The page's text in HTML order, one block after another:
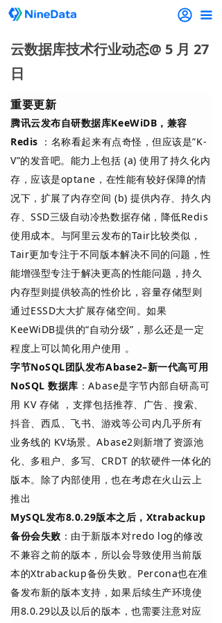
끀
云数据库技术行业动态@ 5 月 27
日
重要更新
腾讯云发布自研数据库KeeWiDB，兼容
Redis ：名称看起来有点奇怪，但应该是”K-
V”的发音吧。能力上包括 (a) 使用了持久化内
存，应该是optane，在性能有较好保障的情
况下，扩展了内存空间 (b) 提供内存、持久内
存、SSD三级自动冷热数据存储，降低Redis
使用成本。与阿里云发布的Tair比较类似，
Tair更加专注于不同版本解决不同的问题，性
能增强型专注于解决更高的性能问题，持久
内存型则提供较高的性价比，容量存储型则
通过ESSD大大扩展存储空间。如果
KeeWiDB提供的“自动分级”，那么还是一定
程度上可以简化用户使用 。
字节NoSQL团队发布Abase2–新一代高可用
NoSQL 数据库 ：Abase是字节内部自研高可
用 KV 存储 ，支撑包括推荐、广告、搜索、
抖音、西瓜、飞书、游戏等公司内几乎所有
业务线的 KV场景。Abase2则新增了资源池
化、多租户、多写、CRDT 的软硬件一体化的
版本。除了内部使用，也在考虑在火山云上
推出
MySQL发布8.0.29版本之后，Xtrabackup
备份会失败 ：由于新版本对redo log的修改
不兼容之前的版本，所以会导致使用当前版
本的Xtrabackup备份失败。Percona也在准
备发布新的版本支持，如果后续生产环境使
用8.0.29以及以后的版本，也需要注意对应